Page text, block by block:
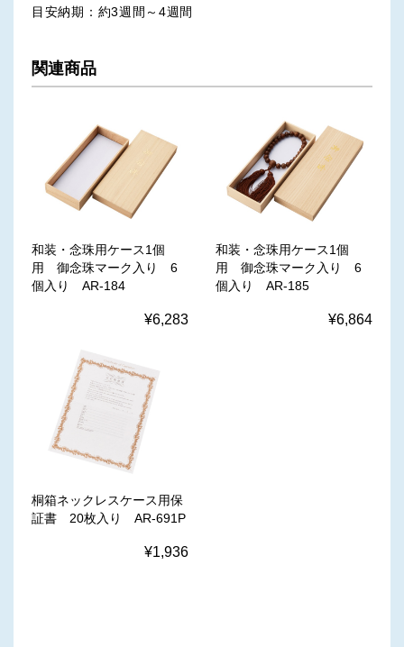
目安納期：約3週間～4週間
関連商品
和装・念珠用ケース1個
用 御念珠マーク入り 6
個入り AR-184
¥6,283
和装・念珠用ケース1個
用 御念珠マーク入り 6
個入り AR-185
¥6,864
桐箱ネックレスケース用保
証書 20枚入り AR-691P
¥1,936